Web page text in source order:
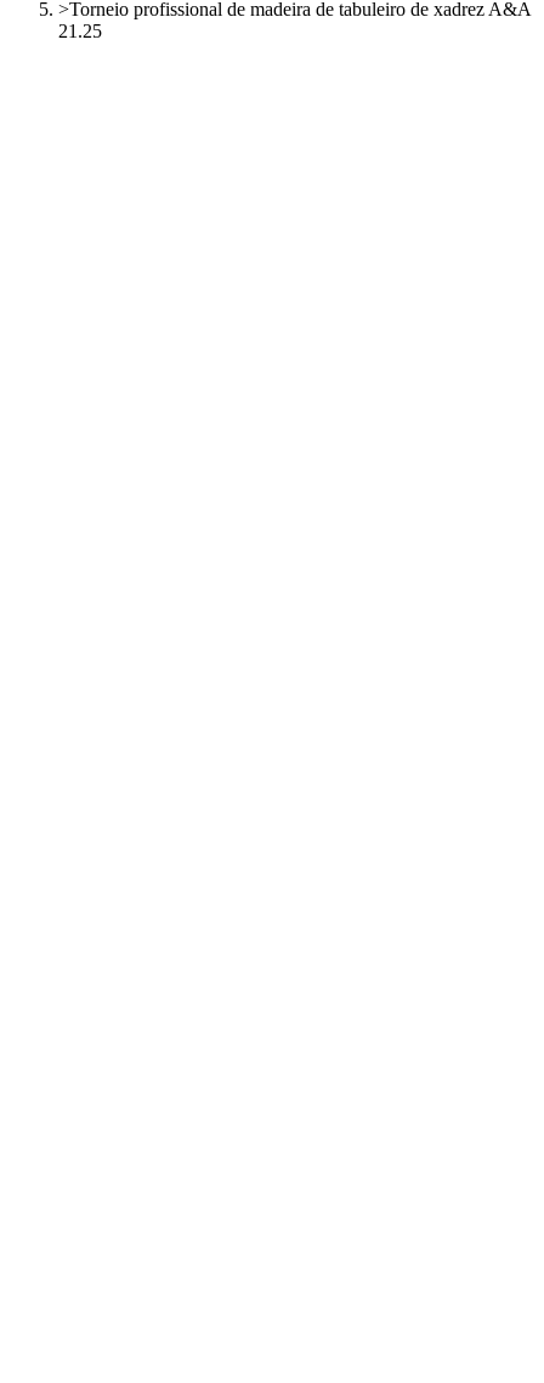
>Torneio profissional de madeira de tabuleiro de xadrez A&A
21.25